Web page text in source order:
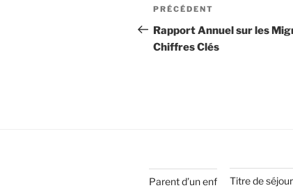
PRÉCÉDENT
Rapport Annuel sur les
Chiffres Clés
Parent d’un enf
Titre de